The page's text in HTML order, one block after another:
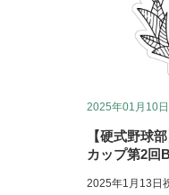
2025年01月10
【硬式野球
カップ第2回
2025年1月13日